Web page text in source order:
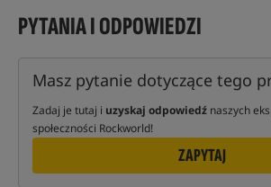
PYTANIA I ODPOWIEDZI
Masz pytanie dotyczące tego
Zadaj je tutaj i uzyskaj odpowiedź naszych
społeczności Rockworld!
ZAPYTAJ